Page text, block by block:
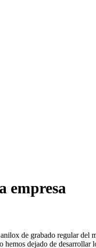
empresa
de grabado regular del
dejado de